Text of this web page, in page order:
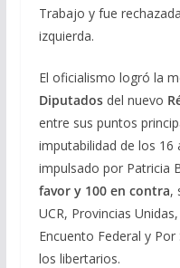
Trabajo y fue
izquierda.
El oficialismo logró la
Diputadosdel nuevo
entre sus puntos
imputabilidad de los 16
impulsado por Patricia
favor y 100 en contra,
UCR, Provincias
Encuento Federal y
los libertarios.